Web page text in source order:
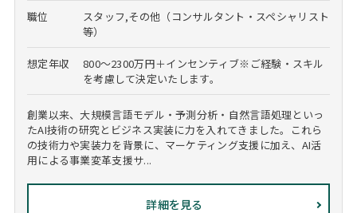
職位
スタッフ,その他（コンサルタント・スペシャリスト
等）
想定年収
800～2300万円＋インセンティブ※ご経験・スキル
を考慮して決定いたします。
創業以来、大規模言語モデル・予測分析・自然言語処理といっ
たAI技術の研究とビジネス実装に力を入れてきました。これら
の技術力や実装力を背景に、マーケティング支援に加え、AI活
用による事業変革支援サ...
詳細を見る